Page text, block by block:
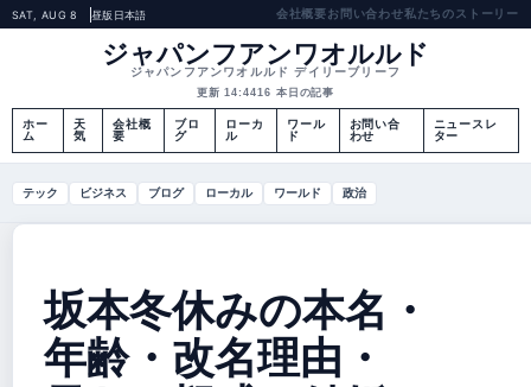
SAT, AUG 8 昼版 日本語 会社概要お問い合わせ私たちのストーリー
ジャパンフアンワオルルド
ジャパンフアンワオルルド デイリーブリーフ
更新 14:4416 本日の記事
ホー
ム
天
気
会社概
要
ブロ
グ
ローカ
ル
ワール
ド
お問い合
わせ
ニュースレ
ター
テック ビジネス ブログ ローカル ワールド 政治
坂本冬休みの本名・
年齢・改名理由・